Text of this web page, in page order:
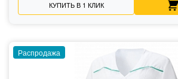
КУПИТЬ В 1 КЛИК
Распродажа